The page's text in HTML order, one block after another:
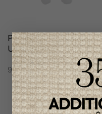
Pyjama Pureté de Bébé
Unisexe
98,95$CA